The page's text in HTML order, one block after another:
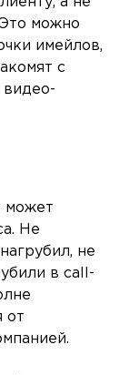
можно
имейлов,
с
может
Не
не
в call-
от